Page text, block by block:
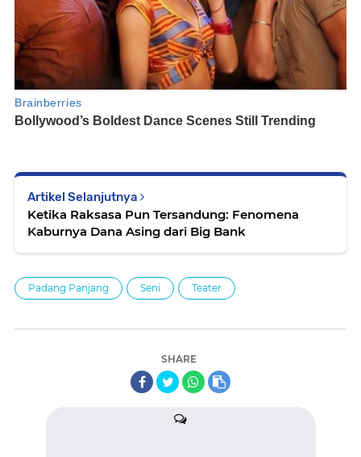
Artikel Selanjutnya
Ketika Raksasa Pun Tersandung: Fenomena
Kaburnya Dana Asing dari Big Bank
Padang Panjang Seni Teater
SHARE